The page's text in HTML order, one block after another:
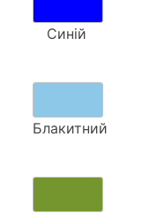
Синій
Блакитний